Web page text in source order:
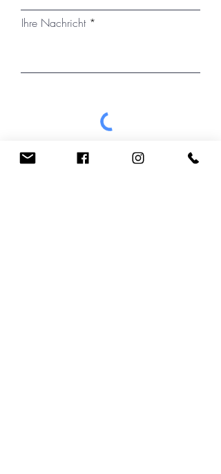
Ihre Nachricht